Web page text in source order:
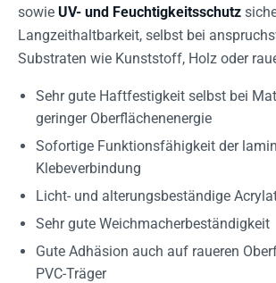
sowie UV- und Feuchtigkeitsschutz
Langzeithaltbarkeit, selbst bei
Substraten wie Kunststoff, Holz oder
Sehr gute Haftfestigkeit selbst bei
geringer Oberflächenenergie
Sofortige Funktionsfähigkeit der
Klebeverbindung
Licht- und alterungsbeständige
Sehr gute Weichmacherbeständigkeit
Gute Adhäsion auch auf raueren
PVC-Träger